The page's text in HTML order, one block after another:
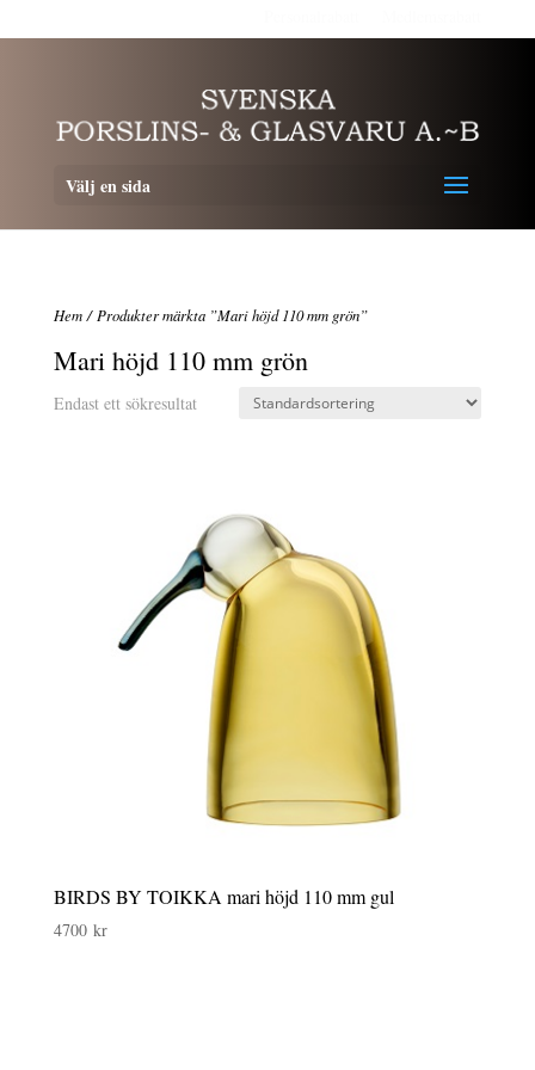
Välj en sida
Hem/ Produkter märkta ”Mari höjd 110 mm grön”
Mari höjd 110 mm grön
Endast ett sökresultat
BIRDS BY TOIKKA mari höjd 110 mm gul
4700 kr